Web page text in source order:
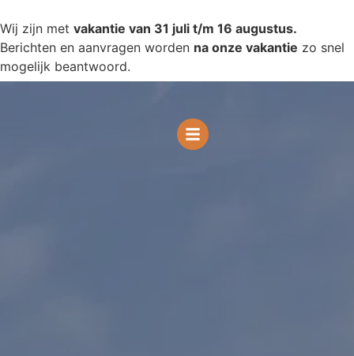
Wij zijn met vakantie van 31 juli t/m 16 augustus.
Berichten en aanvragen worden na onze vakantie zo snel
mogelijk beantwoord.